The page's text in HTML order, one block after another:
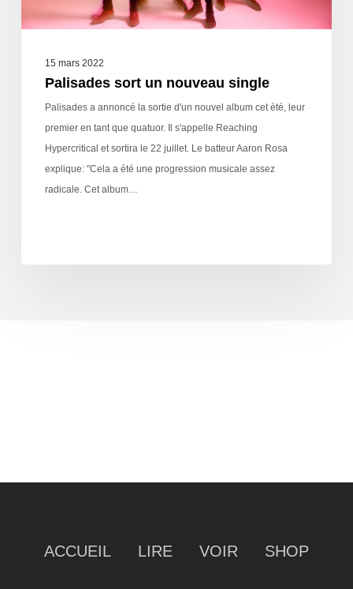
15 mars 2022
Palisades sort un nouveau single
Palisades a annoncé la sortie d'un nouvel album cet été, leur
premier en tant que quatuor. Il s'appelle Reaching
Hypercritical et sortira le 22 juillet. Le batteur Aaron Rosa
explique: "Cela a été une progression musicale assez
radicale. Cet album…
ACCUEIL LIRE VOIR SHOP